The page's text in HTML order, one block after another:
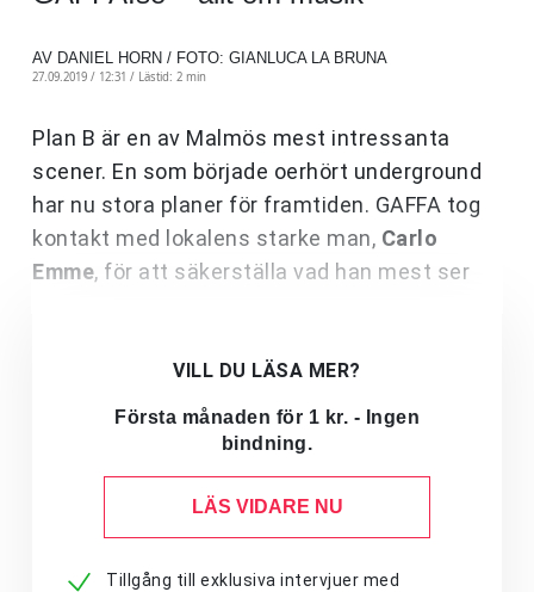
AV DANIEL HORN / FOTO: GIANLUCA LA BRUNA
27.09.2019 / 12:31 / Lästid: 2 min
Plan B är en av Malmös mest intressanta
scener. En som började oerhört underground
har nu stora planer för framtiden. GAFFA tog
kontakt med lokalens starke man, Carlo
Emme, för att säkerställa vad han mest ser
VILL DU LÄSA MER?
Första månaden för 1 kr. - Ingen
bindning.
LÄS VIDARE NU
Tillgång till exklusiva intervjuer med